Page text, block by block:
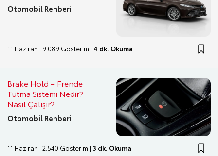
Otomobil Rehberi
11 Haziran | 9.089 Gösterim | 4 dk. Okuma
Brake Hold – Frende
Tutma Sistemi Nedir?
Nasıl Çalışır?
Otomobil Rehberi
11 Haziran | 2.540 Gösterim | 3 dk. Okuma